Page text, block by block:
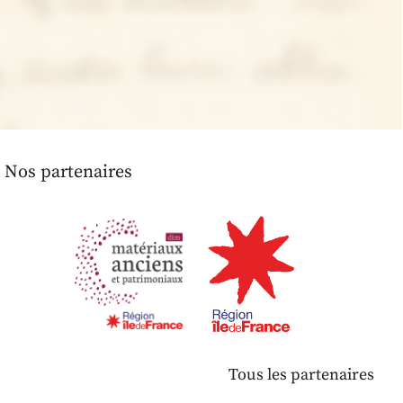
Nos partenaires
Tous les partenaires